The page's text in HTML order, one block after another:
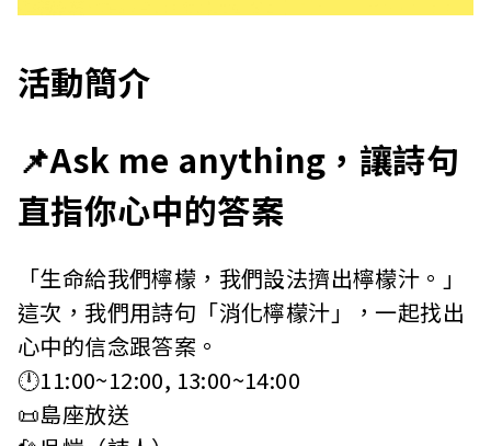
活動簡介
📌Ask me anything，讓詩句
直指你心中的答案
「生命給我們檸檬，我們設法擠出檸檬汁。」
這次，我們用詩句「消化檸檬汁」，一起找出
心中的信念跟答案。
🕛11:00~12:00, 13:00~14:00
📜島座放送